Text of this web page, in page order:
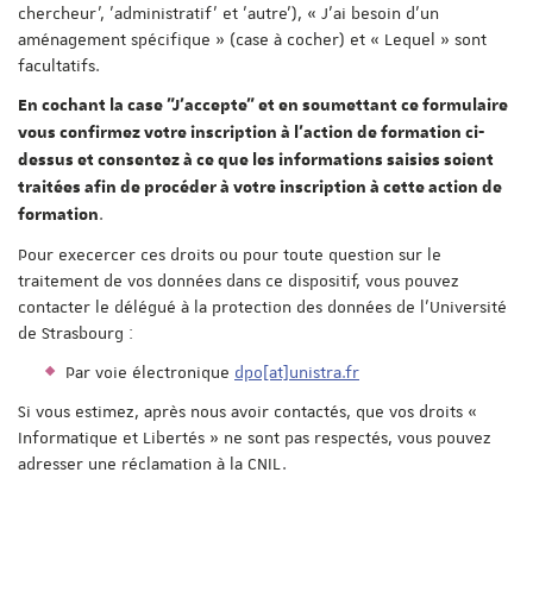
chercheur', 'administratif' et 'autre'), « J'ai besoin d'un
aménagement spécifique » (case à cocher) et « Lequel » sont
facultatifs.
En cochant la case "J'accepte" et en soumettant ce formulaire
vous confirmez votre inscription à l'action de formation ci-
dessus et consentez à ce que les informations saisies soient
traitées afin de procéder à votre inscription à cette action de
formation.
Pour execercer ces droits ou pour toute question sur le
traitement de vos données dans ce dispositif, vous pouvez
contacter le délégué à la protection des données de l'Université
de Strasbourg :
Par voie électronique dpo[at]unistra.fr
Si vous estimez, après nous avoir contactés, que vos droits «
Informatique et Libertés » ne sont pas respectés, vous pouvez
adresser une réclamation à la CNIL.